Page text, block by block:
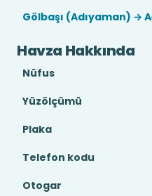
Gölbaşı (Adıyaman) →
Havza Hakkında
Nüfus
Yüzölçümü
Plaka
Telefon kodu
Otogar